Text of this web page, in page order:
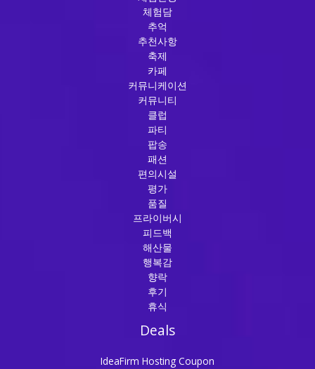
체험담
추억
추천사항
축제
카페
커뮤니케이션
커뮤니티
클럽
파티
팝송
패션
편의시설
평가
품질
프라이버시
피드백
해산물
행복감
향락
후기
휴식
Deals
IdeaFirm Hosting Coupon